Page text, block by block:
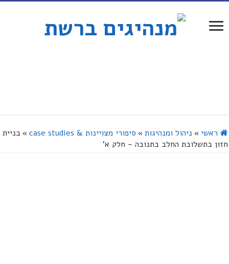
ראשי » ניהול ומנהיגות » סיפורי מצויינות & case studies » בניית
חזון בתשלובת החלב בתנובה – חלק א'